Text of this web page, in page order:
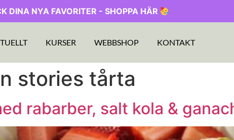
DINA NYA FAVORITER - SHOPPA HÄR
KURSER WEBBSHOP KONTAKT
stories tårta
rabarber, salt kola &